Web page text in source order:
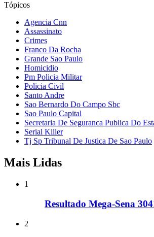
Tópicos
Agencia Cnn
Assassinato
Crimes
Franco Da Rocha
Grande Sao Paulo
Homicidio
Pm Policia Militar
Policia Civil
Santo Andre
Sao Bernardo Do Campo Sbc
Sao Paulo Capital
Secretaria De Seguranca Publica Do
Serial Killer
Tj Sp Tribunal De Justica De Sao Paulo
Mais Lidas
1
Resultado Mega-Sena
2